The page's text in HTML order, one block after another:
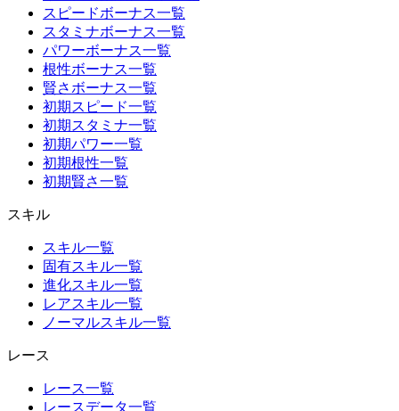
スピードボーナス一覧
スタミナボーナス一覧
パワーボーナス一覧
根性ボーナス一覧
賢さボーナス一覧
初期スピード一覧
初期スタミナ一覧
初期パワー一覧
初期根性一覧
初期賢さ一覧
スキル
スキル一覧
固有スキル一覧
進化スキル一覧
レアスキル一覧
ノーマルスキル一覧
レース
レース一覧
レースデータ一覧